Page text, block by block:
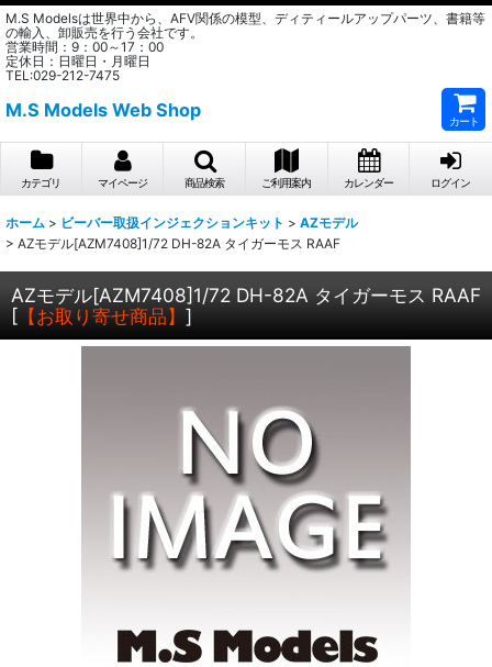
M.S Modelsは世界中から、AFV関係の模型、ディティールアップパーツ、書籍等
の輸入、卸販売を行う会社です。
営業時間：9：00～17：00
定休日：日曜日・月曜日
TEL:029-212-7475
M.S Models Web Shop
カート
カテゴリ マイページ 商品検索 ご利用案内 カレンダー ログイン
ホーム > ビーバー取扱インジェクションキット > AZモデル
> AZモデル[AZM7408]1/72 DH-82A タイガーモス RAAF
AZモデル[AZM7408]1/72 DH-82A タイガーモス RAAF
[ 【お取り寄せ商品】 ]